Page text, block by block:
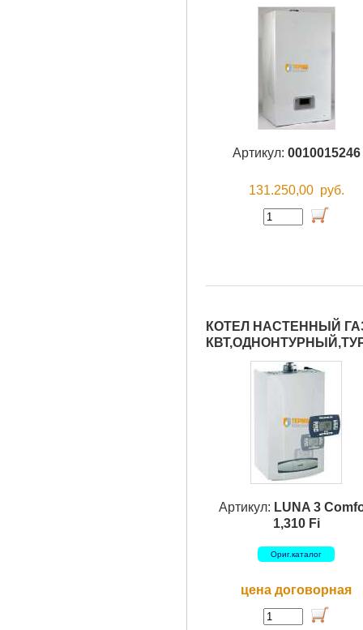
Артикул: 0010015246
131.250,00 руб.
КОТЕЛ НАСТЕННЫЙ
Артикул: LUNA 3
1,310 Fi
Ориг.каталог
цена договорная